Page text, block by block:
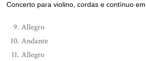
Concerto para violino, cordas e contínuo
Allegro
Andante
Allegro